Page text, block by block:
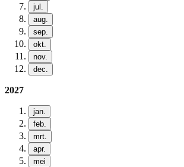
jul.
aug.
sep.
okt.
nov.
dec.
2027
jan.
feb.
mrt.
apr.
mei